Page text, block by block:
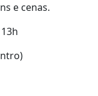
e cenas.